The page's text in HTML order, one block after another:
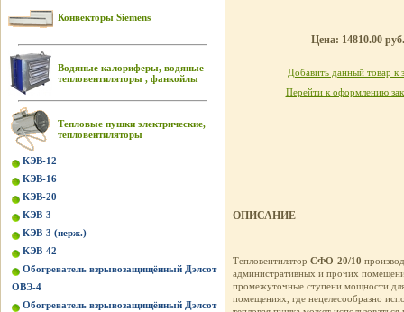
Конвекторы Siemens
Водяные калориферы, водяные
тепловентиляторы , фанкойлы
Тепловые пушки электрические,
тепловентиляторы
КЭВ-12
КЭВ-16
КЭВ-20
КЭВ-3
КЭВ-3 (нерж.)
КЭВ-42
Обогреватель взрывозащищённый Дэлсот
ОВЭ-4
Обогреватель взрывозащищённый Дэлсот
Цена: 14810.00 руб.
Добавить данный товар к
Перейти к оформлению
ОПИСАНИЕ
Тепловентилятор СФО-20/10
административных и прочих
промежуточные ступени мощности
помещениях, где нецелесообразно